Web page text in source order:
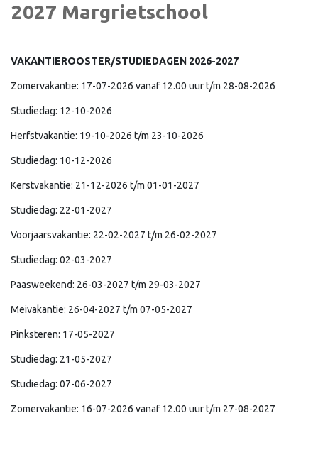
2027 Margrietschool
VAKANTIEROOSTER/STUDIEDAGEN 2026-2027
Zomervakantie: 17-07-2026 vanaf 12.00 uur t/m 28-08-2026
Studiedag: 12-10-2026
Herfstvakantie: 19-10-2026 t/m 23-10-2026
Studiedag: 10-12-2026
Kerstvakantie: 21-12-2026 t/m 01-01-2027
Studiedag: 22-01-2027
Voorjaarsvakantie: 22-02-2027 t/m 26-02-2027
Studiedag: 02-03-2027
Paasweekend: 26-03-2027 t/m 29-03-2027
Meivakantie: 26-04-2027 t/m 07-05-2027
Pinksteren: 17-05-2027
Studiedag: 21-05-2027
Studiedag: 07-06-2027
Zomervakantie: 16-07-2026 vanaf 12.00 uur t/m 27-08-2027